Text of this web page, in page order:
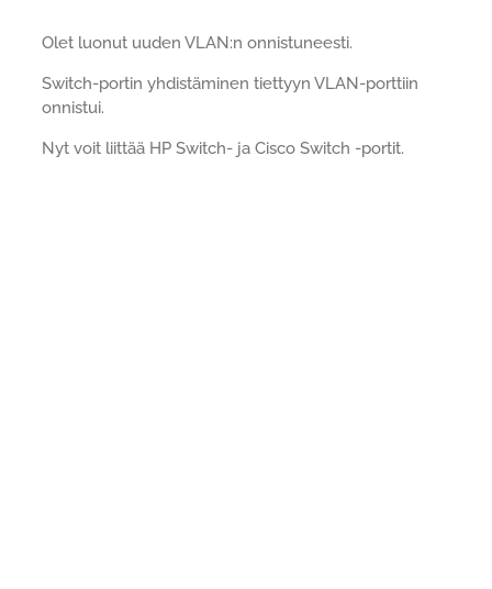
Olet luonut uuden VLAN:n onnistuneesti.
Switch-portin yhdistäminen tiettyyn VLAN-porttiin
onnistui.
Nyt voit liittää HP Switch- ja Cisco Switch -portit.